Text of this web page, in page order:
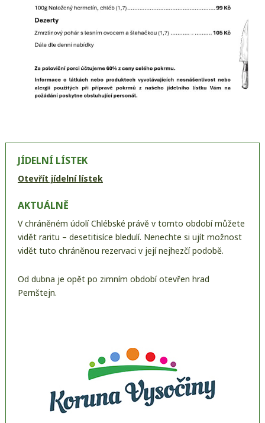
JÍDELNÍ LÍSTEK
Otevřít jídelní lístek
AKTUÁLNĚ
V chráněném údolí Chlébské právě v tomto období můžete
vidět raritu – desetitisíce bledulí. Nenechte si ujít možnost
vidět tuto chráněnou rezervaci v její nejhezčí podobě.
Od dubna je opět po zimním období otevřen hrad
Pernštejn.